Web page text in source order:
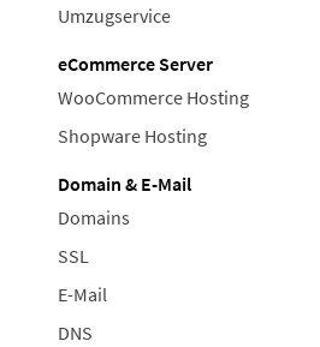
Umzugservice
eCommerce Server
WooCommerce Hosting
Shopware Hosting
Domain & E-Mail
Domains
SSL
E-Mail
DNS